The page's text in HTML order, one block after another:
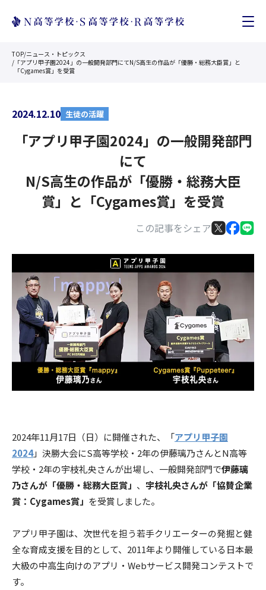
TOP/ニュース・トピックス
/ 「アプリ甲子園2024」の一般開発部門にてN/S高生の作品が「優勝・総務大臣賞」と
「Cygames賞」を受賞
2024.12.10 生徒の活躍
この記事をシェア
「アプリ甲子園2024」の一般開発部門
にて
N/S高生の作品が「優勝・総務大臣
賞」と「Cygames賞」を受賞
2024年11月17日（日）に開催された、「アプリ甲子園
2024」決勝大会にS高等学校・2年の伊藤璃乃さんとN高等
学校・2年の宇枝礼央さんが出場し、一般開発部門で伊藤璃
乃さんが「優勝・総務大臣賞」 、 宇枝礼央さんが「協賛企業
賞：Cygames賞」 を受賞しました。
アプリ甲子園は、次世代を担う若手クリエーターの発掘と健
全な育成支援を目的として、2011年より開催している日本最
大級の中高生向けのアプリ・Webサービス開発コンテストで
す。